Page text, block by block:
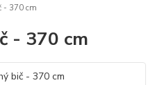
- 370 cm
- 370 cm